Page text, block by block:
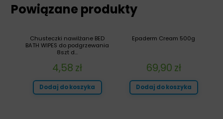
Powiązane produkty
Epaderm Cream 500g
69,90 zł
Dodaj do koszyka
Chusteczki nawilżane BED
BATH WIPES do podgrzewania
8szt d...
4,58 zł
Dodaj do koszyka